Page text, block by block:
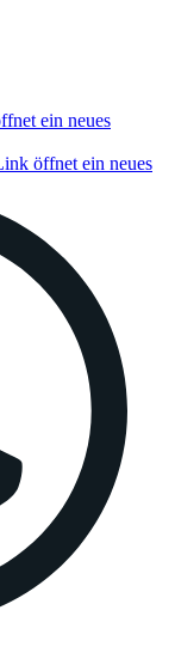
ein neues
öffnet ein neues